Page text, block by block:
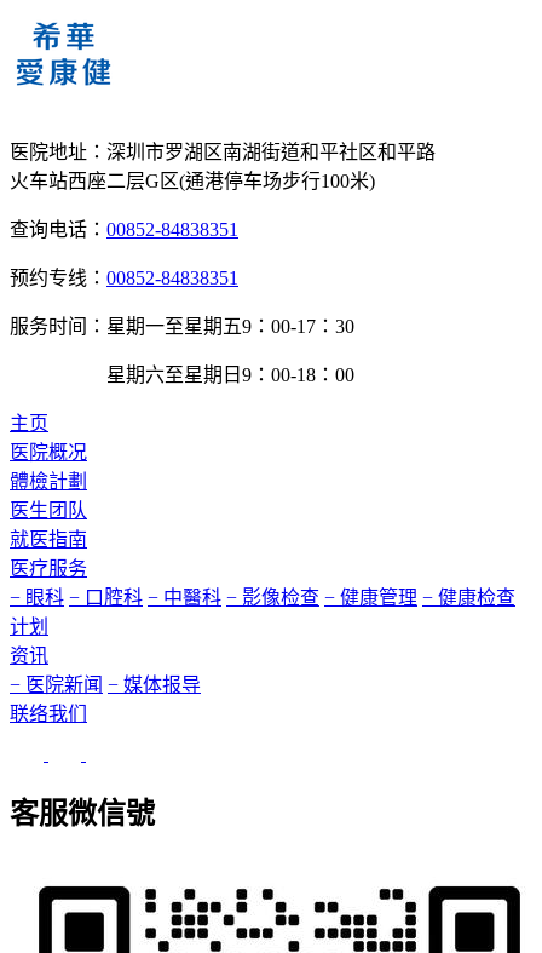
医院地址： 深圳市罗湖区南湖街道和平社区和平路
火车站西座二层G区(通港停车场步行100米)
查询电话： 00852-84838351
预约专线： 00852-84838351
服务时间： 星期一至星期五9：00-17：30
星期六至星期日9：00-18：00
主页
医院概况
體檢計劃
医生团队
就医指南
医疗服务
− 眼科 − 口腔科 − 中醫科 − 影像检查 − 健康管理 − 健康检查
计划
资讯
− 医院新闻 − 媒体报导
联络我们
客服微信號